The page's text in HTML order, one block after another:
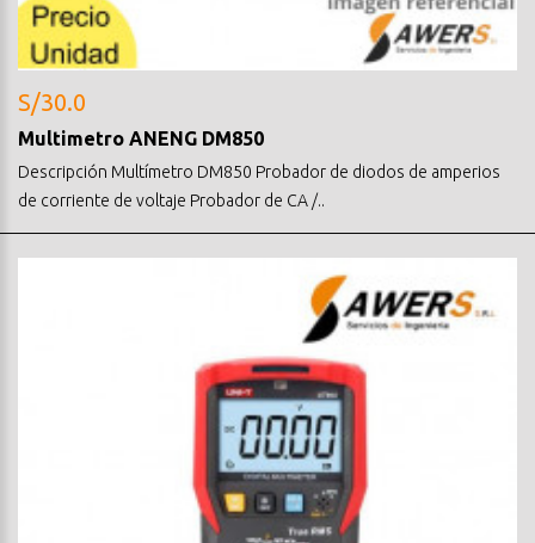
S/30.0
Multimetro ANENG DM850
Descripción Multímetro DM850 Probador de diodos de amperios
de corriente de voltaje Probador de CA /..